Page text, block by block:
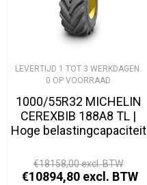
LEVERTIJD 1 TOT 3 WERKDAGEN.
0 OP VOORRAAD
1000/55R32 MICHELIN
CEREXBIB 188A8 TL |
Hoge belastingcapaciteit
€18158,00 excl. BTW
€10894,80 excl. BTW